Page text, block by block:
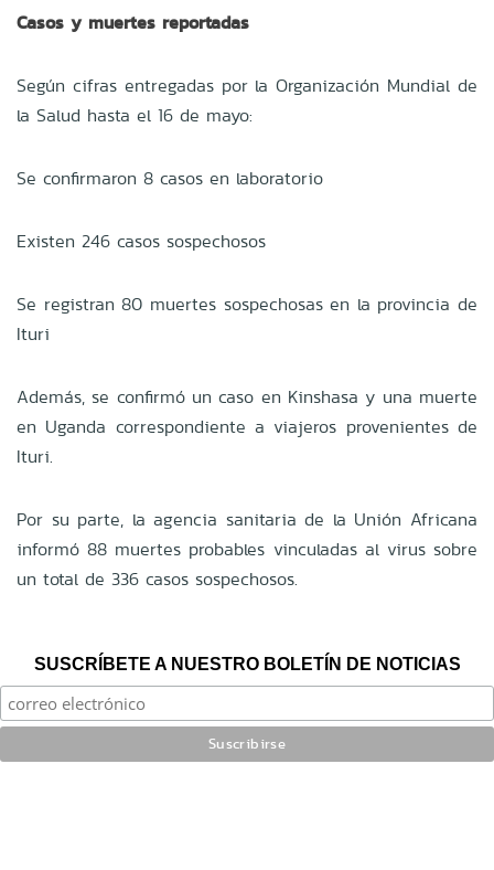
Casos y muertes reportadas
Según cifras entregadas por la Organización Mundial de
la Salud hasta el 16 de mayo:
Se confirmaron 8 casos en laboratorio
Existen 246 casos sospechosos
Se registran 80 muertes sospechosas en la provincia de
Ituri
Además, se confirmó un caso en Kinshasa y una muerte
en Uganda correspondiente a viajeros provenientes de
Ituri.
Por su parte, la agencia sanitaria de la Unión Africana
informó 88 muertes probables vinculadas al virus sobre
un total de 336 casos sospechosos.
SUSCRÍBETE A NUESTRO BOLETÍN DE NOTICIAS